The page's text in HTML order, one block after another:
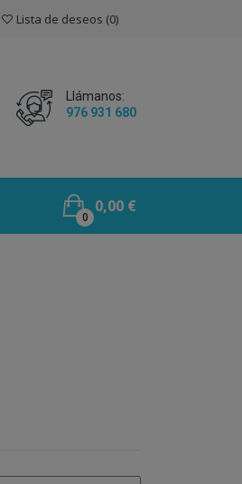
Lista de deseos 0
Llámanos:
976 931 680
0,00 €
0